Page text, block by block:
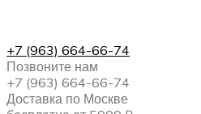
+7 (963) 664-66-74
Позвоните нам
+7 (963) 664-66-74
Доставка по Москве